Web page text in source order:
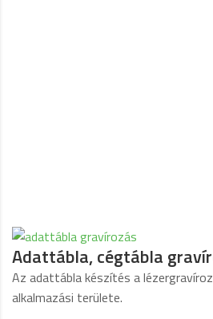
Adattábla, cégtábla
Az adattábla készítés a
alkalmazási területe.